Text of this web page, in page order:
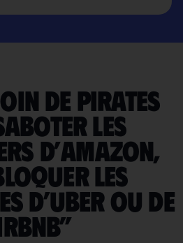
de pirates
les
d’Amazon,
les
d’Uber ou de